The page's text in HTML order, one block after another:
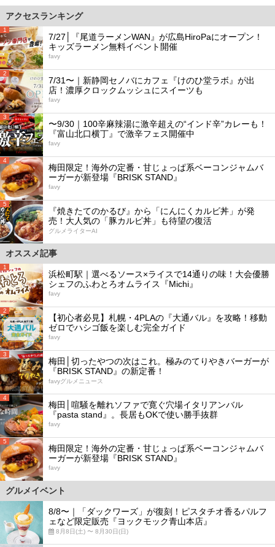
アクセスランキング
1
7/27│『尾道ラーメンWAN』が広島HiroPaにオープン！
キッズラーメン無料イベント開催
favy
2
7/31〜｜新静岡セノバにカフェ『けのひ堂ラボ』が出
店！濃厚クロックムッシュにスイーツも
favy
3
〜9/30｜100辛麻辣湯に激辛超えの“インド辛”カレーも！
『富山北口横丁』で激辛フェス開催中
favy
4
梅田限定！海外の定番・甘じょっぱ系ベーコンジャムバ
ーガーが新登場『BRISK STAND』
favy
5
『焼きたてのかるび』から「にんにくカルビ丼」が発
売！大人気の「豚カルビ丼」も待望の復活
グルメライターAI
オススメ記事
1
浜松町駅｜選べるソース×ライスで14通りの味！大会優勝
シェフのふわとろオムライス『Michi』
favy
2
【初心者必見】札幌・4PLAの『大通バル』を攻略！移動
ゼロでハシゴ飯を楽しむ完全ガイド
favy
3
梅田│切ったやつの次はこれ。極みのてりやきバーガーが
『BRISK STAND』の新定番！
favyグルメニュース
4
梅田│喧騒を離れソファで寛ぐ穴場イタリアンバル
『pasta stand』。長居もOKで使い勝手抜群
favy
5
梅田限定！海外の定番・甘じょっぱ系ベーコンジャムバ
ーガーが新登場『BRISK STAND』
favy
グルメイベント
8/8〜｜「ダックワーズ」が復刻！ピスタチオ香るパルフ
ェなど限定販売『ヨックモック青山本店』
8月8日(土) 〜 8月30日(日)